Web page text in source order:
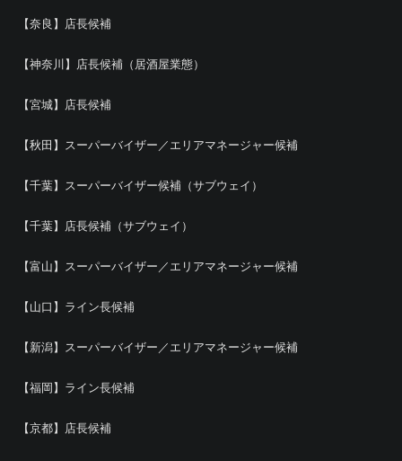
【奈良】店長候補
【神奈川】店長候補（居酒屋業態）
【宮城】店長候補
【秋田】スーパーバイザー／エリアマネージャー候補
【千葉】スーパーバイザー候補（サブウェイ）
【千葉】店長候補（サブウェイ）
【富山】スーパーバイザー／エリアマネージャー候補
【山口】ライン長候補
【新潟】スーパーバイザー／エリアマネージャー候補
【福岡】ライン長候補
【京都】店長候補